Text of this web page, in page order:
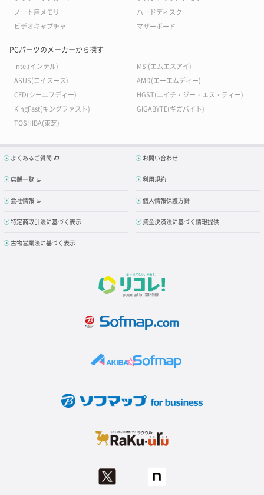
ノート用メモリ
ハードディスク
ビデオキャプチャ
マザーボード
PCパーツのメーカーから探す
intel(インテル)
MSI(エムエスアイ)
ASUS(エイスース)
AMD(エーエムディー)
CFD(シーエフディー)
HGST(エイチ・ジー・エス・ティー)
KingFast(キングファスト)
GIGABYTE(ギガバイト)
TOSHIBA(東芝)
よくあるご質問 お問い合わせ
店舗一覧 利用規約
会社情報 個人情報保護方針
特定商取引法に基づく表示 資金決済法に基づく情報提供
古物営業法に基づく表示